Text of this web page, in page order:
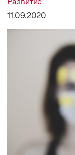
Развитие
11.09.2020